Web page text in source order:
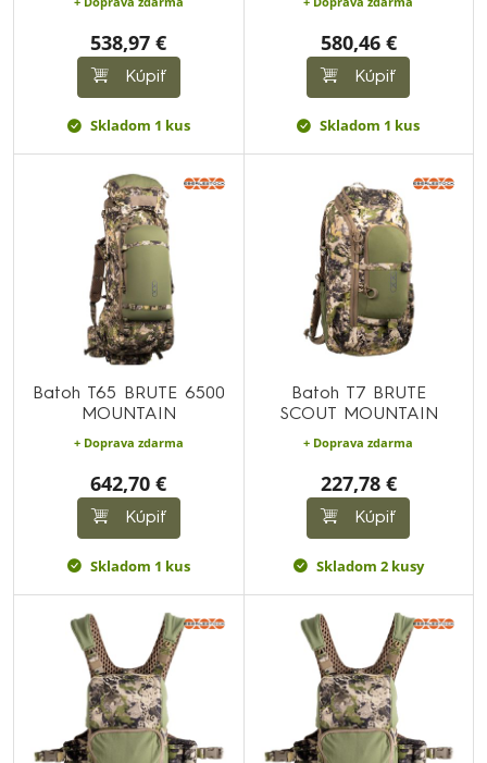
538,97 €
Kúpiť
Skladom 1 kus
580,46 €
Kúpiť
Skladom 1 kus
Batoh T65 BRUTE 6500
MOUNTAIN
+ Doprava zdarma
642,70 €
Kúpiť
Skladom 1 kus
Batoh T7 BRUTE
SCOUT MOUNTAIN
+ Doprava zdarma
227,78 €
Kúpiť
Skladom 2 kusy